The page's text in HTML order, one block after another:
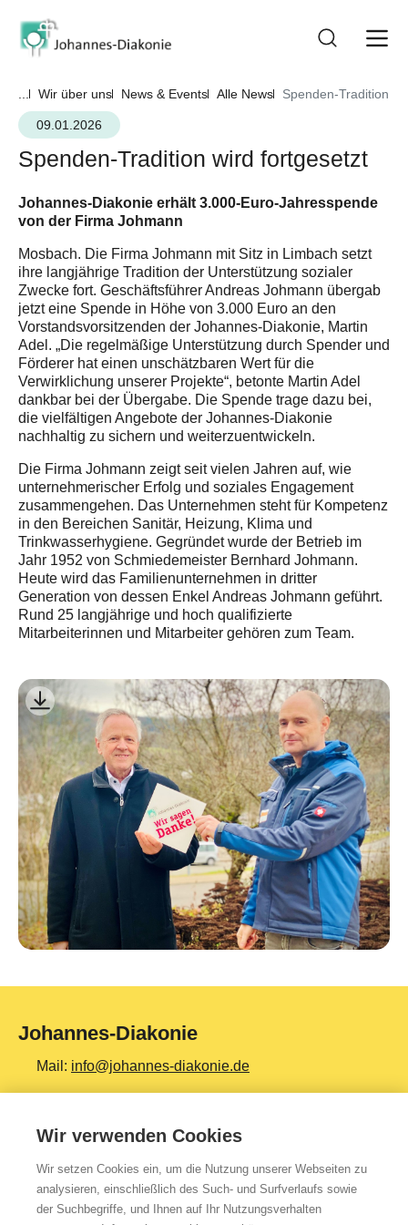
... Wir über uns News & Events Alle News
Spenden-Tradition
09.01.2026
Spenden-Tradition wird fortgesetzt
Johannes-Diakonie erhält 3.000-Euro-Jahresspende
von der Firma Johmann
Mosbach. Die Firma Johmann mit Sitz in Limbach setzt
ihre langjährige Tradition der Unterstützung sozialer
Zwecke fort. Geschäftsführer Andreas Johmann übergab
jetzt eine Spende in Höhe von 3.000 Euro an den
Vorstandsvorsitzenden der Johannes-Diakonie, Martin
Adel. „Die regelmäßige Unterstützung durch Spender und
Förderer hat einen unschätzbaren Wert für die
Verwirklichung unserer Projekte“, betonte Martin Adel
dankbar bei der Übergabe. Die Spende trage dazu bei,
die vielfältigen Angebote der Johannes-Diakonie
nachhaltig zu sichern und weiterzuentwickeln.
Die Firma Johmann zeigt seit vielen Jahren auf, wie
unternehmerischer Erfolg und soziales Engagement
zusammengehen. Das Unternehmen steht für Kompetenz
in den Bereichen Sanitär, Heizung, Klima und
Trinkwasserhygiene. Gegründet wurde der Betrieb im
Jahr 1952 von Schmiedemeister Bernhard Johmann.
Heute wird das Familienunternehmen in dritter
Generation von dessen Enkel Andreas Johmann geführt.
Rund 25 langjährige und hoch qualifizierte
Mitarbeiterinnen und Mitarbeiter gehören zum Team.
Johannes-Diakonie
Mail: info@johannes-diakonie.de
Tel:06261 - 88-0
Top Themen
Teilhabe & Assistenz
Wir verwenden Cookies
Wir setzen Cookies ein, um die Nutzung unserer Webseiten zu
analysieren, einschließlich des Such- und Surfverlaufs sowie
der Suchbegriffe, und Ihnen auf Ihr Nutzungsverhalten